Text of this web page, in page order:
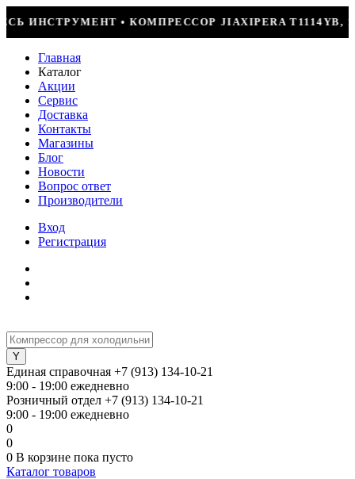
JIAXIPERA T1114YB, 170ВТ, R-600 = 2499Р
Главная
Каталог
Акции
Сервис
Доставка
Контакты
Магазины
Блог
Новости
Вопрос ответ
Производители
Вход
Регистрация
Единая справочная +7 (913) 134-10-21
9:00 - 19:00 ежедневно
Розничный отдел +7 (913) 134-10-21
9:00 - 19:00 ежедневно
0
0
0 В корзине пока пусто
Каталог товаров